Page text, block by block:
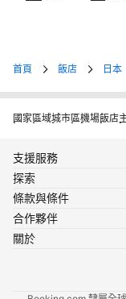
首頁 飯店 日本
國家區域城市區機場飯店
支援服務
探索
條款與條件
合作夥伴
關於